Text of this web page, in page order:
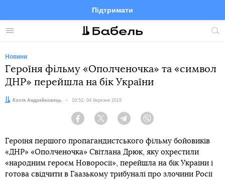
Меню
Підтримати
FacebookTelegramTwitter
Новини
Героїня фільму «Ополченочка» та «символ
ДНР» перейшла на бік України
Автор:Костя Андрейковець Дата:
10:52, 04 березня 2019
Facebook Twitter Telegram
Героїня першого пропагандистського фільму бойовиків
«ДНР» «Ополченочка» Світлана Дрюк, яку охрестили
«народним героєм Новоросії», перейшла на бік України і
готова свідчити в Гаазькому трибуналі про злочини Росії